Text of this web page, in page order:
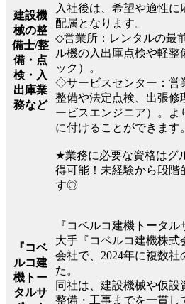
建設機
械の整
備士/整
備・点
検・入
出庫業
務など
入社後は、希望や適性
配属となります。
◇営業所：レンタルの最
ル機の入出庫点検や軽
ック）。
◇サービスセンター：営
整備や法定点検、出張修
ービスエンジニア）。
に付けることができます。
★業務に必要な資格はグ
得可能！未経験から段階
す◎
『コベ
ルコ建
機トー
タルサ
『コベルコ建機トータル
大手『コベルコ建機株式
会社で、2024年に複数
た。
同社は、建設機械や仮設
整備・工事までを一貫し